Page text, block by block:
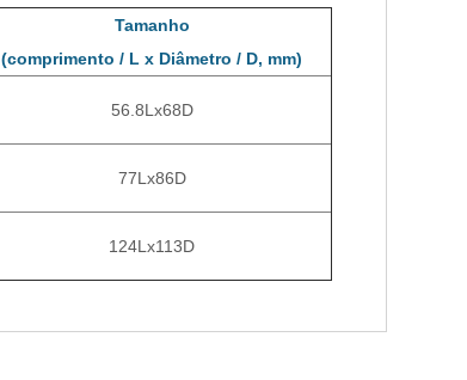
Tamanho
(comprimento / L x Diâmetro / D, mm)
56.8Lx68D
77Lx86D
124Lx113D